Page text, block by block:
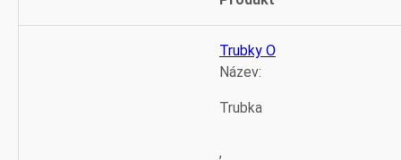
položkuimage
Trubky O
Název:
Trubka
,